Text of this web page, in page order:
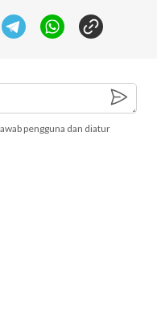
pengguna dan diatur